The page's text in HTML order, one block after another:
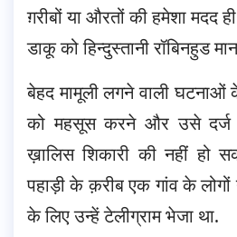
ग़रीबों या औरतों की हमेशा मदद
डाकू को हिन्दुस्तानी रॉबिनहुड
बेहद मामूली लगने वाली घटनाओं
को महसूस करने और उसे दर्ज
ख़ालिस शिकारी की नहीं हो
पहाड़ी के क़रीब एक गांव के
के लिए उन्हें टेलीग्राम भेजा था.